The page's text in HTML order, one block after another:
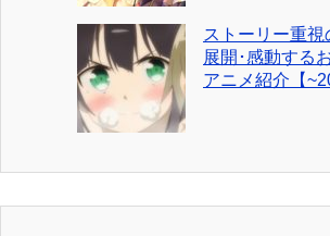
ストーリー重視
展開･感動する
アニメ紹介【